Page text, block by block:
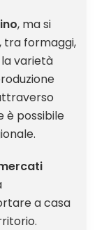
, ma si
tra formaggi,
varietà
è possibile
a casa